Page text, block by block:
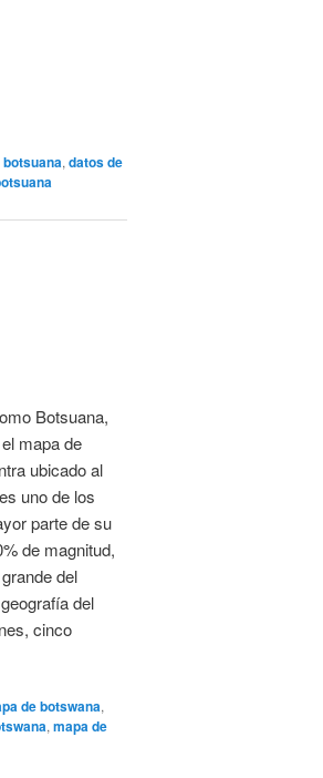
, datos de
Botsuana,
mapa de
ubicado al
uno de los
parte de su
de magnitud,
del
del
cinco
de botswana,
, mapa de